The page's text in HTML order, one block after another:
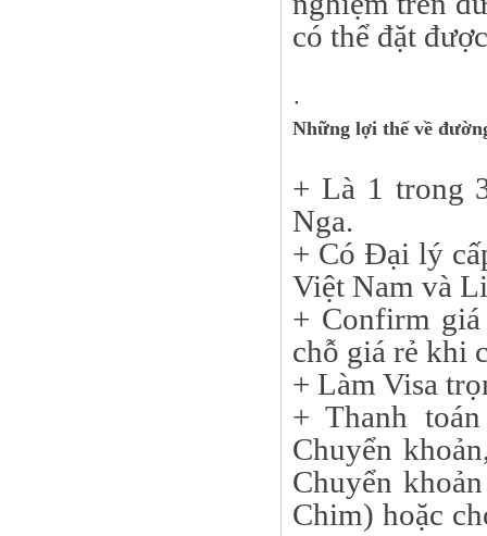
có thể đặt
·
Những lợi thế về
+ Là 1 trong
Nga.
+ Có Đại lý
Việt Nam và
+ Confirm
chỗ giá rẻ khi
+ Làm Visa
+ Thanh
Chuyển
Chuyển
Chim) hoặc